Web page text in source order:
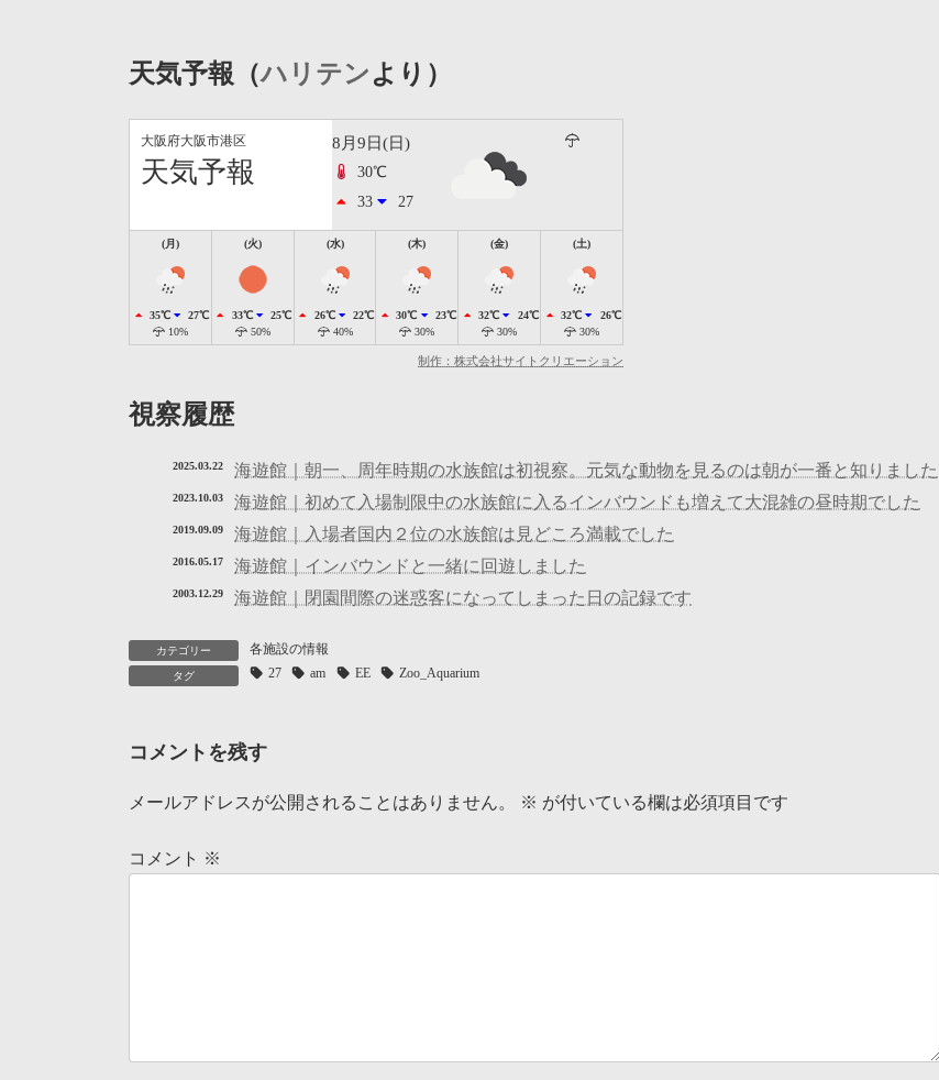
天気予報（ハリテンより）
大阪府大阪市港区
天気予報
8月9日(日)
30℃
33
27
(月)
35℃
27℃
10%
(火)
33℃
25℃
50%
(水)
26℃
22℃
40%
(木)
30℃
23℃
30%
(金)
32℃
24℃
30%
(土)
32℃
26℃
30%
制作：株式会社サイトクリエーション
視察履歴
海遊館｜朝一、周年時期の水族館は初視察。元気な動物を見るのは朝が一番と知りました
2025.03.22
海遊館｜初めて入場制限中の水族館に入るインバウンドも増えて大混雑の昼時期でした
2023.10.03
海遊館｜入場者国内２位の水族館は見どころ満載でした
2019.09.09
海遊館｜インバウンドと一緒に回遊しました
2016.05.17
海遊館｜閉園間際の迷惑客になってしまった日の記録です
2003.12.29
カテゴリー 各施設の情報
タグ 27 am EE Zoo_Aquarium
コメントを残す
メールアドレスが公開されることはありません。 ※ が付いている欄は必須項目です
コメント ※